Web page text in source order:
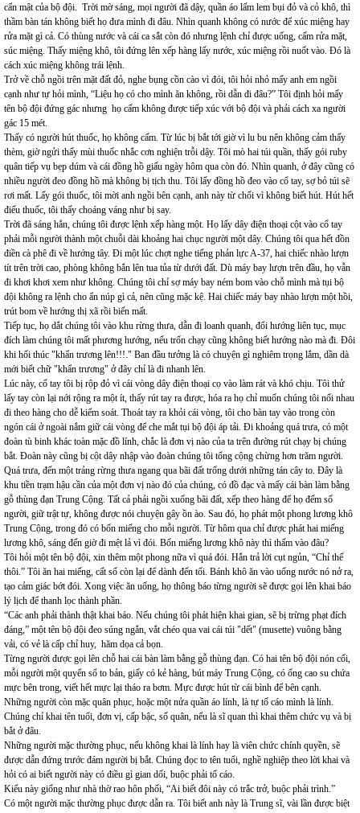
cẩn mật của bộ đội. Trời mờ sáng, mọi người đã dậy, quần áo lấm lem bụi đỏ và cỏ khô, thì
thầm bàn tán không biết họ đưa mình đi đâu. Nhìn quanh không có nước để xúc miệng hay
rửa mặt gì cả. Có thùng nước và cái ca sắt còn đó nhưng lệnh chỉ được uống, cấm rửa mặt,
súc miệng. Thấy miệng khô, tôi đứng lên xếp hàng lấy nước, xúc miệng rồi nuốt vào. Đó là
cách xúc miệng không trái lệnh.
Trở về chỗ ngồi trên mặt đất đỏ, nghe bụng cồn cào vì đói, tôi hỏi nhỏ mấy anh em ngồi
cạnh như tự hỏi mình, “Liệu họ có cho mình ăn không, rồi dẫn đi đâu?” Tôi định hỏi mấy
tên bộ đội đứng gác nhưng họ cấm không được tiếp xúc với bộ đội và phải cách xa người
gác 15 mét.
Thấy có người hút thuốc, họ không cấm. Từ lúc bị bắt tới giờ vì lu bu nên không cảm thấy
thèm, giờ ngửi thấy mùi thuốc nhắc cơn nghiện trỗi dậy. Tôi mò hai túi quần, thấy gói ruby
quân tiếp vụ bẹp dúm và cái đồng hồ giấu ngày hôm qua còn đó. Nhìn quanh, ở đây cũng có
nhiều người đeo đồng hồ mà không bị tịch thu. Tôi lấy đồng hồ đeo vào cổ tay, sợ bỏ túi sẽ
rơi mất. Lấy gói thuốc, tôi mời anh ngồi bên cạnh, anh này từ chối vì không biết hút. Hút hết
điếu thuốc, tôi thấy choáng váng như bị say.
Trời đã sáng hẳn, chúng tôi được lệnh xếp hàng một. Họ lấy dây điện thoại cột vào cổ tay
phải mỗi người thành một chuỗi dài khoảng hai chục người một dây. Chúng tôi qua hết đồn
điền cà phê đi về hướng tây. Đi một lúc chợt nghe tiếng phản lực A-37, hai chiếc nhào lượn
tít trên trời cao, phòng không bắn lên tua tủa từ dưới đất. Dù máy bay lượn trên đầu, họ vẫn
đi khơi khơi xem như không. Chúng tôi chỉ sợ máy bay ném bom vào chỗ mình mà tụi bộ
đội không ra lệnh cho ẩn núp gì cả, nên cũng mặc kệ. Hai chiếc máy bay nhào lượn một hồi,
trút bom về hướng thị xã rồi biến mất.
Tiếp tục, họ dắt chúng tôi vào khu rừng thưa, dẫn đi loanh quanh, đổi hướng liên tục, mục
đích làm chúng tôi mất phương hướng, nếu trốn chạy cũng không biết hướng nào mà đi. Đôi
khi hối thúc "khẩn trương lên!!!." Ban đầu tưởng là có chuyện gì nghiêm trọng lắm, dần dà
mới biết chữ "khẩn trương" ở đây chỉ là đi nhanh lên.
Lúc này, cổ tay tôi bị rộp đỏ vì cái vòng dây điện thoại cọ vào làm rát và khó chịu. Tôi thử
lấy tay còn lại nới rộng ra một ít, thấy rút tay ra được, hóa ra họ chỉ muốn chúng tôi nối nhau
đi theo hàng cho dễ kiểm soát. Thoát tay ra khỏi cái vòng, tôi cho bàn tay vào trong còn
ngón cái ở ngoài nắm giữ cái vòng để che mắt tụi bộ đội áp tải. Đi khoảng quá trưa, có một
đoàn tù binh khác toàn mặc đồ lính, chắc là đơn vị nào của ta trên đường rút chạy bị chúng
bắt. Đoàn này cũng bị cột dây nhập vào đoàn chúng tôi tổng cộng chừng hơn trăm người.
Quá trưa, đến một trảng rừng thưa ngang qua bãi đất trống dưới những tán cây to. Đây là
khu tiền trạm hậu cần của một đơn vị nào đó của chúng, có đồ đạc và mấy cái bàn làm bằng
gỗ thùng đạn Trung Cộng. Tất cả phải ngồi xuống bãi đất, xếp theo hàng để họ đếm số
người, giữ trật tự, không được nói chuyện gây ồn ào. Sau đó, họ phát một phong lương khô
Trung Cộng, trong đó có bốn miếng cho mỗi người. Từ hôm qua chỉ được phát hai miếng
lương khô, sáng đến giờ đi mệt lả vì đói. Bốn miếng lương khô này thì thấm vào đâu?
Tôi hỏi một tên bộ đội, xin thêm một phong nữa vì quá đói. Hắn trả lời cụt ngủn, “Chỉ thế
thôi.” Tôi ăn hai miếng, cất số còn lại để dành đến tối. Bánh khô ăn vào uống nước nó nở ra,
tạo cảm giác bớt đói. Xong việc ăn uống, họ thông báo từng người sẽ được gọi lên khai báo
lý lịch để thanh lọc thành phần.
“Các anh phải thành thật khai báo. Nếu chúng tôi phát hiện khai gian, sẽ bị trừng phạt đích
đáng,” một tên bộ đội đeo súng ngắn, vắt chéo qua vai cái túi "dết" (musette) vuông bằng
vải, có vẻ là cấp chỉ huy, hăm dọa cả bọn.
Từng người được gọi lên chỗ hai cái bàn làm bằng gỗ thùng đạn. Có hai tên bộ đội nón cối,
mỗi người một quyển sổ to bản, giấy có kẻ hàng, bút máy Trung Cộng, có ống cao su chứa
mực bên trong, viết hết mực lại tháo ra bơm. Mực được hút từ cái bình để bên cạnh.
Những người còn mặc quân phục, hoặc một nửa quần áo lính, là tự tố cáo mình là lính.
Chúng chỉ khai tên tuổi, đơn vị, cấp bậc, số quân, nếu là sĩ quan thì khai thêm chức vụ và bị
bắt ở đâu.
Những người mặc thường phục, nếu không khai là lính hay là viên chức chính quyền, sẽ
được dẫn đứng trước đám người bị bắt. Chúng đọc to tên tuổi, nghề nghiệp theo lời khai và
hỏi có ai biết người này có điều gì gian dối, buộc phải tố cáo.
Kiểu này giống như nhà thờ rao hôn phối, “Ai biết đôi này có trắc trở, buộc phải trình.”
Có một người mặc thường phục được dẫn ra. Tôi biết anh này là Trung sĩ, vài lần được biệt